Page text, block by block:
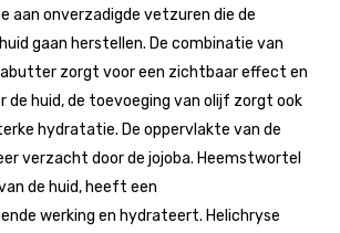
aan onverzadigde vetzuren die de
gaan herstellen. De combinatie van
zorgt voor een zichtbaar effect en
de huid, de toevoeging van olijf zorgt ook
hydratatie. De oppervlakte van de
verzacht door de jojoba. Heemstwortel
de huid, heeft een
werking en hydrateert. Helichryse